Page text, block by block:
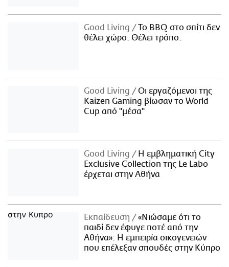
Good Living
Το BBQ στο σπίτι δεν
θέλει χώρο. Θέλει τρόπο.
Good Living
Οι εργαζόμενοι της
Kaizen Gaming βίωσαν το World
Cup από "μέσα"
Good Living
Η εμβληματική City
Exclusive Collection της Le Labo
έρχεται στην Αθήνα
Εκπαίδευση
«Νιώσαμε ότι το
παιδί δεν έφυγε ποτέ από την
Αθήνα»: Η εμπειρία οικογενειών
που επέλεξαν σπουδές στην Κύπρο